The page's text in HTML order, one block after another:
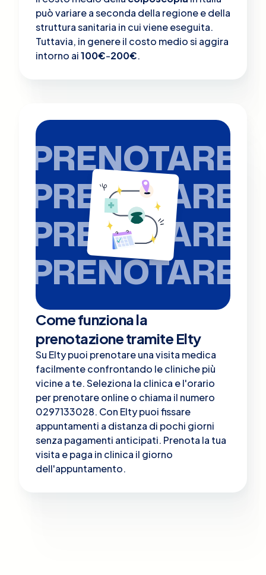
può variare a seconda della regione e della
struttura sanitaria in cui viene eseguita.
Tuttavia, in genere il costo medio si aggira
intorno ai100€-200€.
PRENOTARE
PRENOTARE
PRENOTARE
PRENOTARE
Come funziona la
prenotazione tramite Elty
Su Elty puoi prenotare una visita medica
facilmente confrontando le cliniche più
vicine a te. Seleziona la clinica e l'orario
per prenotare online o chiama il numero
0297133028. Con Elty puoi fissare
appuntamenti a distanza di pochi giorni
senza pagamenti anticipati. Prenota la tua
visita e paga in clinica il giorno
dell'appuntamento.